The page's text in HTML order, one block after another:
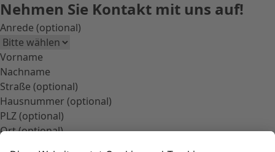
Nehmen Sie Kontakt mit uns auf!
Anrede (optional)
Vorname
Nachname
Straße (optional)
Hausnummer (optional)
PLZ (optional)
Ort (optional)